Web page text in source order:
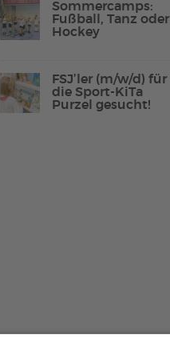
Reha-Sport
Sommercamps:
Fußball, Tanz oder
Hockey
FSJ’ler (m/w/d) für
die Sport-KiTa
Purzel gesucht!